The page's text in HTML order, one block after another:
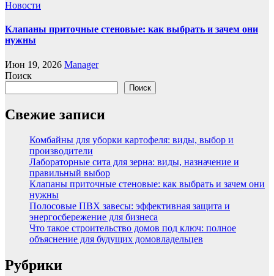
Новости
Клапаны приточные стеновые: как выбрать и зачем они
нужны
Июн 19, 2026 Manager
Поиск
Поиск
Свежие записи
Комбайны для уборки картофеля: виды, выбор и
производители
Лабораторные сита для зерна: виды, назначение и
правильный выбор
Клапаны приточные стеновые: как выбрать и зачем они
нужны
Полосовые ПВХ завесы: эффективная защита и
энергосбережение для бизнеса
Что такое строительство домов под ключ: полное
объяснение для будущих домовладельцев
Рубрики